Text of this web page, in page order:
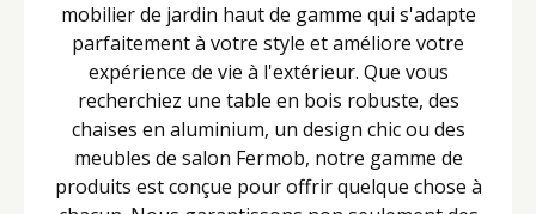
mobilier de jardin haut de gamme qui s'adapte
parfaitement à votre style et améliore votre
expérience de vie à l'extérieur. Que vous
recherchiez une table en bois robuste, des
chaises en aluminium, un design chic ou des
meubles de salon Fermob, notre gamme de
produits est conçue pour offrir quelque chose à